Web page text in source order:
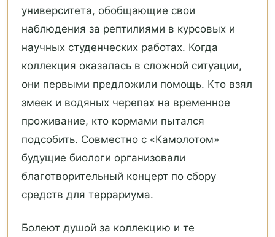
университета, обобщающие свои
наблюдения за рептилиями в курсовых и
научных студенческих работах. Когда
коллекция оказалась в сложной ситуации,
они первыми предложили помощь. Кто взял
змеек и водяных черепах на временное
проживание, кто кормами пытался
подсобить. Совместно с «Камолотом»
будущие биологи организовали
благотворительный концерт по сбору
средств для террариума.
Болеют душой за коллекцию и те